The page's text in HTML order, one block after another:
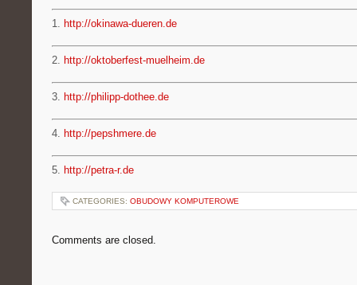
1. http://okinawa-dueren.de
2. http://oktoberfest-muelheim.de
3. http://philipp-dothee.de
4. http://pepshmere.de
5. http://petra-r.de
CATEGORIES: OBUDOWY KOMPUTEROWE
Comments are closed.